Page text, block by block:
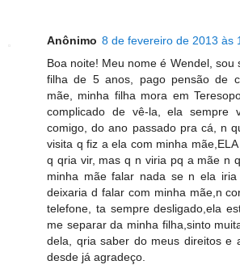
Anônimo 8 de fevereiro de 2013 às
Boa noite! Meu nome é Wendel, sou
filha de 5 anos, pago pensão de
mãe, minha filha mora em
complicado de vê-la, ela sempre
comigo, do ano passado pra cá, n
visita q fiz a ela com minha mãe,ELA
q qria vir, mas q n viria pq a mãe n
minha mãe falar nada se n ela
deixaria d falar com minha mãe,n
telefone, ta sempre desligado,ela
me separar da minha filha,sinto
dela, qria saber do meus direitos e
desde já agradeço.